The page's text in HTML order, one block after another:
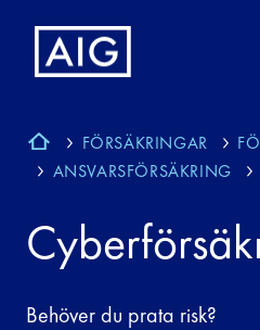
FÖRSÄKRINGAR
ANSVARSFÖRSÄKRING
Behöver du prata risk?